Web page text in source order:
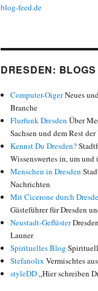
blog-feed.de
DRESDEN:
Computer-OigerNeues
Branche
Flurfunk Dresden Über
Sachsen und dem Rest
Kennst Du Dresden?
Wissenswertes in, um und
Menschen in Dresden
Nachrichten
Mit Cicerone durch
Gästeführer für Dresden
Neustadt-Geflüster
Launer
Spirituelles Blog
Stefanolix Vermischtes
styleDD„Hier schreiben